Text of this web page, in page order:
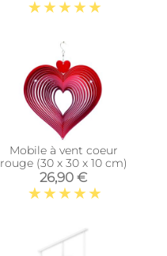
Mobile à vent coeur
rouge (30 x 30 x 10 cm)
26,90 €